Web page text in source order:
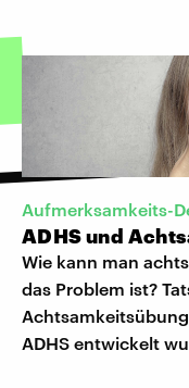
Aufmerksamkeits-
ADHS und
Wie kann man
das Problem ist?
ADHS entwickelt